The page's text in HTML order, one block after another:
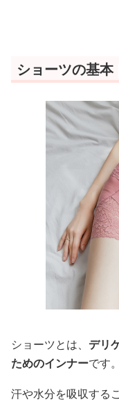
ショーツの基
ショーツとは、 デリ
ためのインナーです。
汗や水分を吸収する